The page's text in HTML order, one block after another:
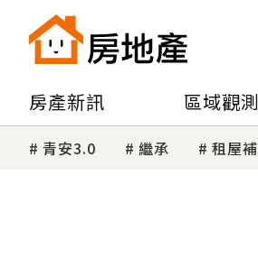
房產新訊 區域觀
青安3.0 繼承 租屋